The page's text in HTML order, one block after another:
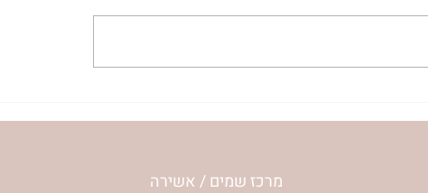
לתשעה באב | הר'
אוהב" | ראש חודש אב
מרכז שמים / אשירה